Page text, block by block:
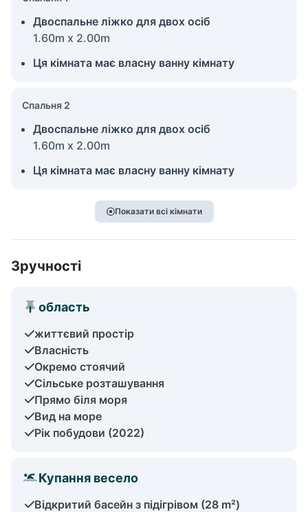
Двоспальне ліжко для двох осіб
1.60m x 2.00m
Ця кімната має власну ванну кімнату
Спальня 2
Двоспальне ліжко для двох осіб
1.60m x 2.00m
Ця кімната має власну ванну кімнату
Показати всі кімнати
Зручності
область
життєвий простір
Власність
Окремо стоячий
Сільське розташування
Прямо біля моря
Вид на море
Рік побудови (2022)
Купання весело
Відкритий басейн з підігрівом (28 m²)